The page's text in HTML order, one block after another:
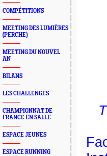
COMPÉTITIONS
MEETING DES LUMIÈRES
(PERCHE)
MEETING DU NOUVEL
AN
BILANS
LES CHALLENGES
CHAMPIONNAT DE
FRANCE EN SALLE
ESPACE JEUNES
ESPACE RUNNING